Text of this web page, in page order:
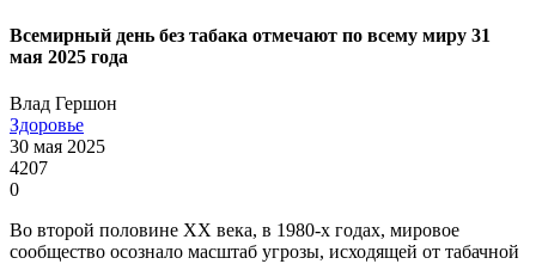
Всемирный день без табака отмечают по всему миру 31
мая 2025 года
Влад Гершон
Здоровье
30 мая 2025
4207
0
Во второй половине XX века, в 1980-х годах, мировое
сообщество осознало масштаб угрозы, исходящей от табачной